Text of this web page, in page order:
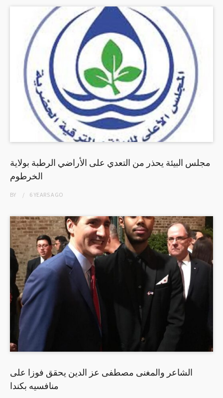
مجلس البيئة يحذر من التعدي على الأراضي الرطبة بولاية
الخرطوم
BY 6 YEARSAGO
الشاعر والمغنى مصطفى عز الدين يحقق فوزا على
منافسيه بكندا